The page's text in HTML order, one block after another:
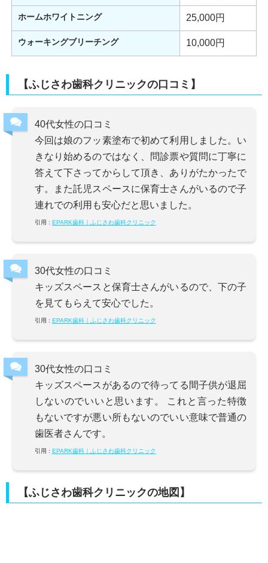
ホームホワイトニング 25,000円
ウォーキングブリーチング 10,000円
【ふじさわ歯科クリニックの口コミ】
40代女性の口コミ
今回は娘のフッ素塗布で初めて利用しました。い
きなり始めるのではなく、問診票や質問に丁寧に
答えて下さってからして頂き、ありがたかったで
す。また託児スペースに保育士さんがいるので子
連れでの利用も安心だと思いました。
引用 : EPARK歯科｜ふじさわ歯科クリニック
30代女性の口コミ
キッズスペースと保育士さんがいるので、下の子
を見てもらえて安心でした。
引用 : EPARK歯科｜ふじさわ歯科クリニック
30代女性の口コミ
キッズスペースがあるので待ってる間子供が退屈
しないのでいいと思います。 これと言った特徴
もないですが悪い所もないのでいい意味で普通の
歯医者さんです。
引用 : EPARK歯科｜ふじさわ歯科クリニック
【ふじさわ歯科クリニックの地図】